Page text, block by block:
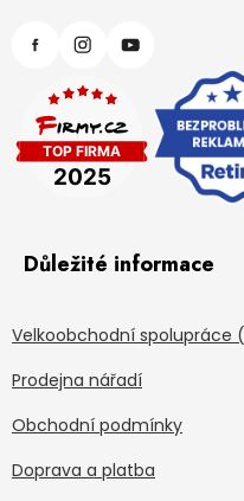
Důležité informace
Velkoobchodní spolupráce
Prodejna nářadí
Obchodní podmínky
Doprava a platba